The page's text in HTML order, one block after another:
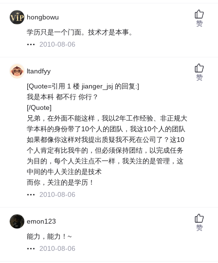
hongbowu
学历只是一个门面。技术才是本事。
2010-08-06
赞
ltandfyy
[Quote=引用 1 楼 jianger_jsj 的回复:]
我是本科 都不行 你行？
[/Quote]
兄弟，在外面不能这样，我以2年工作经验、非正规大
学本科的身份带了10个人的团队，我这10个人的团队
如果都像你这样对我提出质疑我不死在公司了？这10
个人肯定有比我牛的，但必须保持团结，以完成任务
为目的，每个人关注点不一样，我关注的是管理，这
中间的牛人关注的是技术
而你，关注的是学历！
2010-08-06
赞
emon123
能力，能力！~
2010-08-06
赞